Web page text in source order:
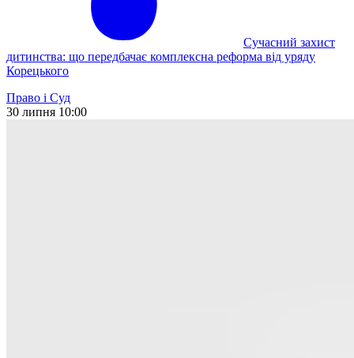
Сучасний захист
дитинства: що передбачає комплексна реформа від уряду
Корецького
Право і Суд
30 липня 10:00